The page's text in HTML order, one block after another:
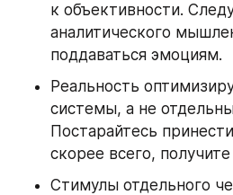
к объективности.
аналитического
поддаваться эмоциям.
Реальность
системы, а не
Постарайтесь
скорее всего,
Стимулы отдельного